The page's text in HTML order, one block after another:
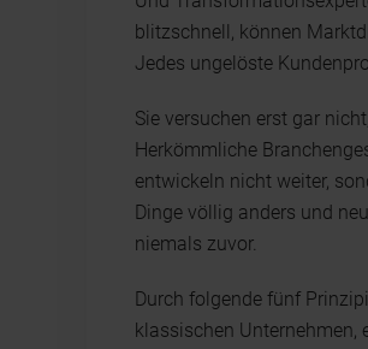
blitzschnell, können
Jedes ungelöste
Sie versuchen erst gar
Herkömmliche
entwickeln nicht weiter,
Dinge völlig anders und
niemals zuvor.
Durch folgende fünf
klassischen Unternehmen,